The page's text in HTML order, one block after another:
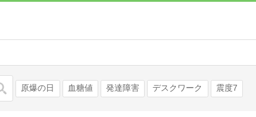
検索 原爆の日 血糖値 発達障害 デスクワーク 震度7